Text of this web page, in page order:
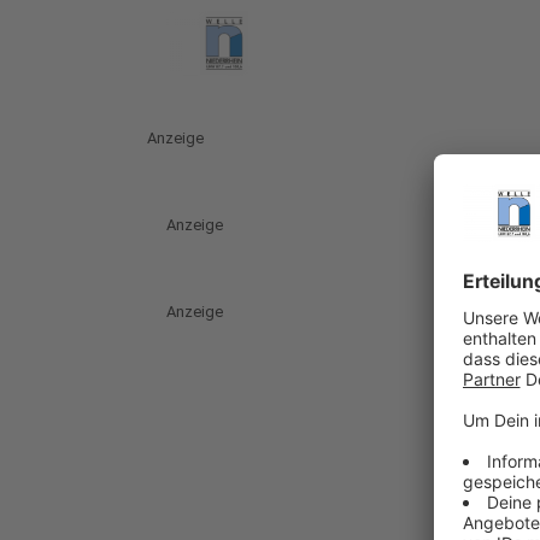
Anzeige
Anzeige
Anzeige